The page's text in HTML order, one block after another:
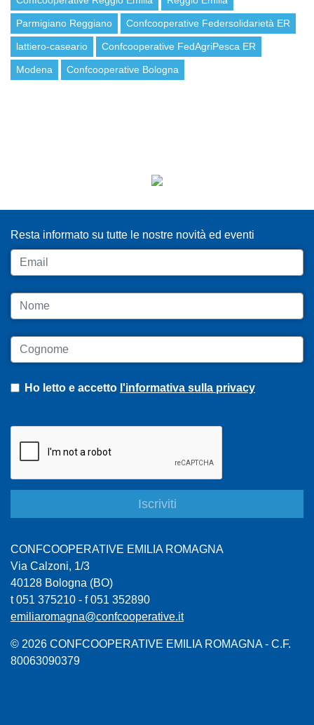
Parmigiano Reggiano Confcooperative Federsolidarietà ER
lattiero-caseario Confcooperative FedAgriPesca ER
Modena Confcooperative Bologna
Resta informato su tutte le nostre novità ed eventi
Email
Nome
Cognome
Ho letto e accetto l'informativa sulla privacy
CONFCOOPERATIVE EMILIA ROMAGNA
Via Calzoni, 1/3
40128 Bologna (BO)
t 051 375210 - f 051 352890
emiliaromagna@confcooperative.it
© 2026 CONFCOOPERATIVE EMILIA ROMAGNA - C.F.
80063090379